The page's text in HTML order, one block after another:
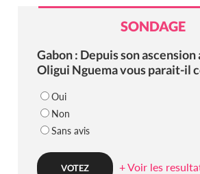
SONDAGE
Gabon : Depuis son
Oligui Nguema vous parait-il
Oui
Non
Sans avis
+ Voir les